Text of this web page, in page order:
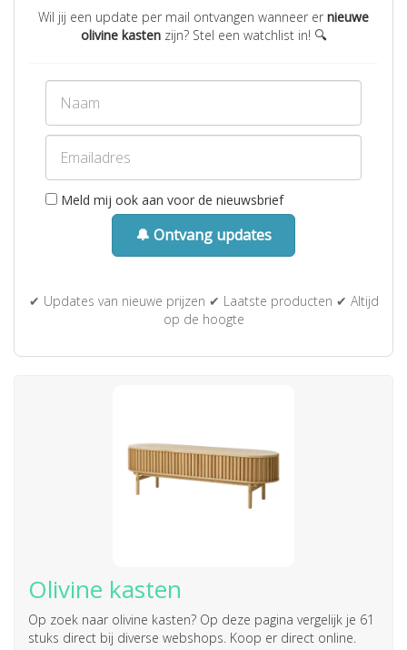
Wil jij een update per mail ontvangen wanneer er nieuwe
olivine kastenzijn? Stel een watchlist in! 🔍
Meld mij ook aan voor de nieuwsbrief
🔔 Ontvang updates
✔ Updates van nieuwe prijzen ✔ Laatste producten ✔ Altijd
op de hoogte
Olivine kasten
Op zoek naar olivine kasten? Op deze pagina vergelijk je 61
stuks direct bij diverse webshops. Koop er direct online.